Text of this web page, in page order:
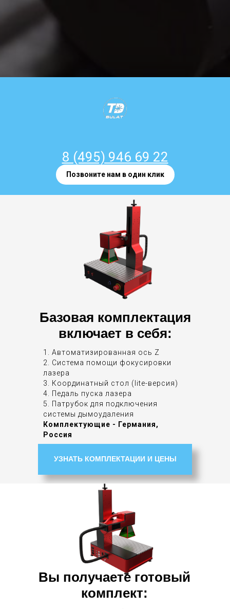
8 (495) 946 69 22
Позвоните нам в один клик
1. Автоматизированная ось Z
2. Система помощи фокусировки
лазера
3. Координатный стол (lite-версия)
4. Педаль пуска лазера
5. Патрубок для подключения
системы дымоудаления
Комплектующие - Германия,
Россия
Базовая комплектация
включает в себя:
УЗНАТЬ КОМПЛЕКТАЦИИ И ЦЕНЫ
Вы получаете готовый
комплект: